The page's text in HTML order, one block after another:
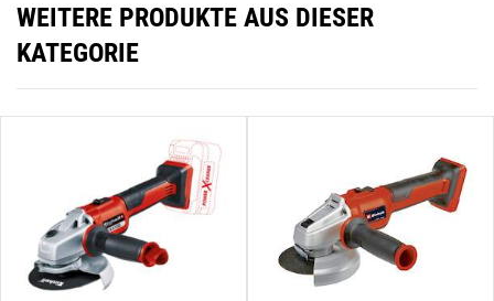
WEITERE PRODUKTE AUS DIESER
KATEGORIE